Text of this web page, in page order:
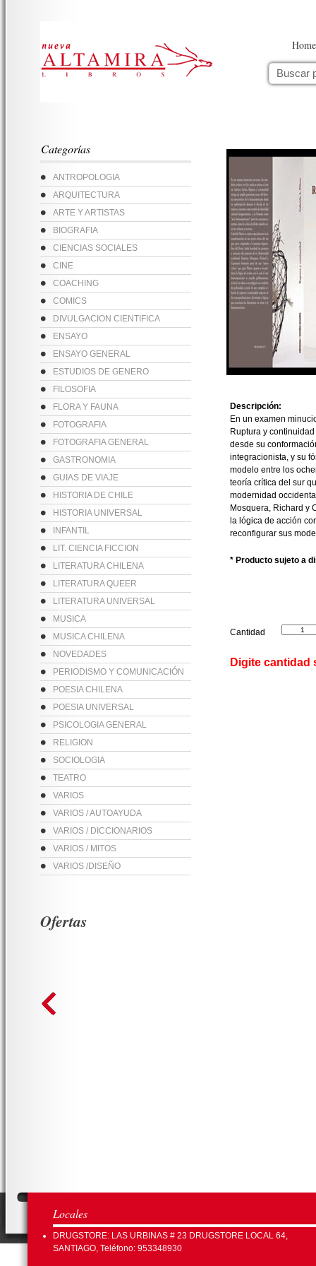
Home
Categorías
ANTROPOLOGIA
ARQUITECTURA
ARTE Y ARTISTAS
BIOGRAFIA
CIENCIAS SOCIALES
CINE
COACHING
COMICS
DIVULGACION CIENTIFICA
ENSAYO
ENSAYO GENERAL
ESTUDIOS DE GENERO
FILOSOFIA
FLORA Y FAUNA
FOTOGRAFIA
FOTOGRAFIA GENERAL
GASTRONOMIA
GUIAS DE VIAJE
HISTORIA DE CHILE
HISTORIA UNIVERSAL
INFANTIL
LIT. CIENCIA FICCION
LITERATURA CHILENA
LITERATURA QUEER
LITERATURA UNIVERSAL
MUSICA
MUSICA CHILENA
NOVEDADES
PERIODISMO Y COMUNICACIÓN
POESIA CHILENA
POESIA UNIVERSAL
PSICOLOGIA GENERAL
RELIGION
SOCIOLOGIA
TEATRO
VARIOS
VARIOS / AUTOAYUDA
VARIOS / DICCIONARIOS
VARIOS / MITOS
VARIOS /DISEÑO
Descripción:
En un examen
Ruptura y
desde su
integracionista, y su
modelo entre los
teoría crítica del sur
modernidad
Mosquera, Richard y
la lógica de acción
reconfigurar sus
* Producto sujeto a
Cantidad
Digite
Ofertas
Locales
DRUGSTORE: LAS URBINAS # 23 DRUGSTORE LOCAL 64,
SANTIAGO, Teléfono: 953348930